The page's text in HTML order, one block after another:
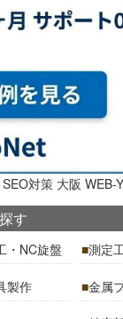
SEO対策 大阪 WEB-
す
・NC旋盤 測定
製作 金属